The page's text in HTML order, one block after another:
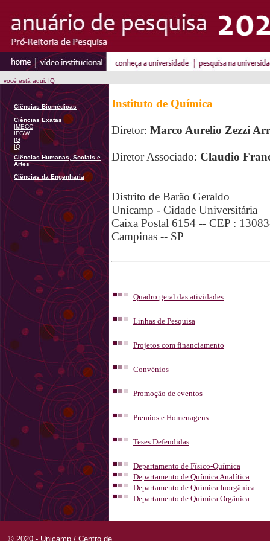
você está aqui: IQ
Ciências Biomédicas
Ciências Exatas
IMECC
IFGW
IG
IQ
Ciências Humanas, Sociais e
Artes
Ciências da Engenharia
Instituto de Química
Diretor: Marco Aurelio Zezzi
Diretor Associado: Claudio
Distrito de Barão Geraldo
Unicamp - Cidade Universitária
Caixa Postal 6154 -- CEP :
Campinas -- SP
Quadro geral das atividades
Linhas de Pesquisa
Projetos com financiamento
Convênios
Promoção de eventos
Premios e Homenagens
Teses Defendidas
Departamento de Físico-Química
Departamento de Química Analítica
Departamento de Química Inorgânica
Departamento de Química Orgânica
© 2020 - Unicamp / Centro de